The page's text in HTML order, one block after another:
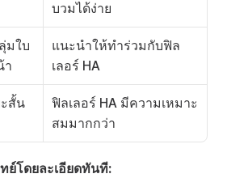
บวมได้ง่าย
มใบ
า
แนะนำให้ทำร่วมกับฟิล
เลอร์ HA
สั้น
ฟิลเลอร์ HA มีความเหมาะ
สมมากกว่า
โดยละเอียดทันที: